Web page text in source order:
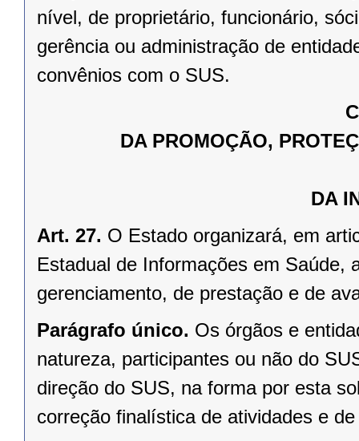
nível, de proprietário, funcionário,
gerência ou administração de
convênios com o SUS.
DA PROMOÇÃO,
DA
Art. 27. O Estado organizará, em
Estadual de Informações em Saúde,
gerenciamento, de prestação e de
Parágrafo único. Os órgãos e
natureza, participantes ou não do
direção do SUS, na forma por esta
correção finalística de atividades e